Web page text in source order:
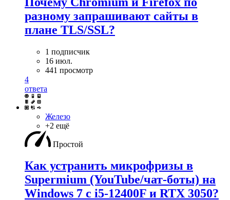
разному запрашивают сайты в
плане TLS/SSL?
1 подписчик
16 июл.
441 просмотр
4
ответа
Железо
+2 ещё
Простой
Как устранить микрофризы в
Supermium (YouTube/чат-боты) на
Windows 7 с i5-12400F и RTX 3050?